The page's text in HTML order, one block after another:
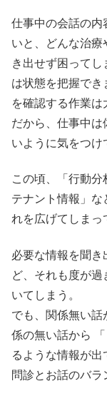
仕事中の会話の内
いと、どんな治療
き出せず困って
は状態を把握で
を確認する作業は
だから、仕事中は
いように気をつけ
この頃、「行動
テナント情報」な
れを広げてしまっ
必要な情報を聞
ど、それも度が
いてしまう。
でも、関係無い話
係の無い話から
るような情報が出
問診とお話のバラ